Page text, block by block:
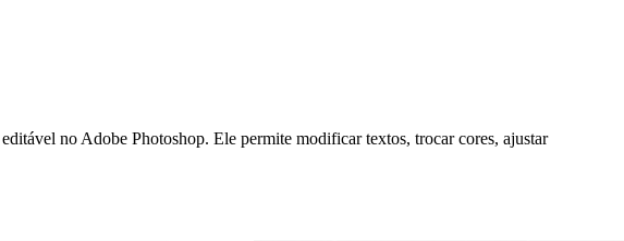
no Adobe Photoshop. Ele permite modificar textos, trocar cores, ajustar